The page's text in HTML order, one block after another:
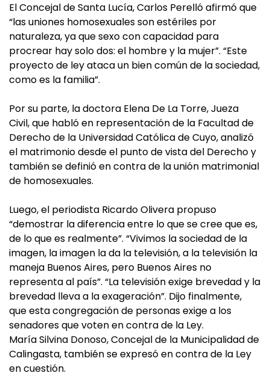
El Concejal de Santa Lucía, Carlos Perelló afirmó que
“las uniones homosexuales son estériles por
naturaleza, ya que sexo con capacidad para
procrear hay solo dos: el hombre y la mujer”. “Este
proyecto de ley ataca un bien común de la sociedad,
como es la familia”.
Por su parte, la doctora Elena De La Torre, Jueza
Civil, que habló en representación de la Facultad de
Derecho de la Universidad Católica de Cuyo, analizó
el matrimonio desde el punto de vista del Derecho y
también se definió en contra de la unión matrimonial
de homosexuales.
Luego, el periodista Ricardo Olivera propuso
“demostrar la diferencia entre lo que se cree que es,
de lo que es realmente”. “Vivimos la sociedad de la
imagen, la imagen la da la televisión, a la televisión la
maneja Buenos Aires, pero Buenos Aires no
representa al país”. “La televisión exige brevedad y la
brevedad lleva a la exageración”. Dijo finalmente,
que esta congregación de personas exige a los
senadores que voten en contra de la Ley.
María Silvina Donoso, Concejal de la Municipalidad de
Calingasta, también se expresó en contra de la Ley
en cuestión.